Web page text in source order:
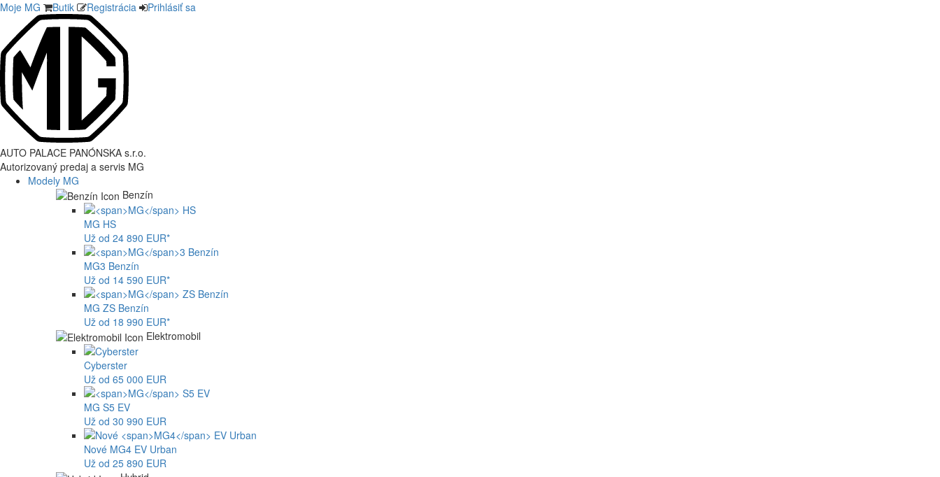
Moje MG Butik Registrácia Prihlásiť sa
AUTO PALACE PANÓNSKA s.r.o.
Autorizovaný predaj a servis MG
Modely MG
Benzín
MG HS
Už od 24 890 EUR*
MG3 Benzín
Už od 14 590 EUR*
MG ZS Benzín
Už od 18 990 EUR*
Elektromobil
Cyberster
Už od 65 000 EUR
MG S5 EV
Už od 30 990 EUR
Nové MG4 EV Urban
Už od 25 890 EUR